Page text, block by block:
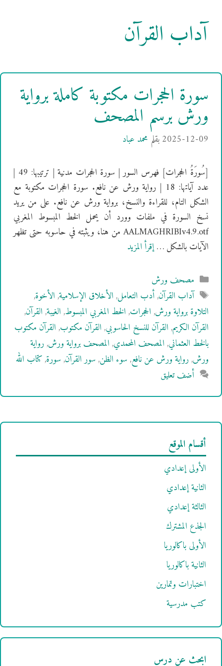
آداب القرآن
سورة الحجرات مكتوبة كاملة برواية
ورش برسم المصحف
2025-12-09بقلم محمد عباد
[سُورَةُ الحجرات] فهرس السور | سورة الحجرات مدنية | ترتيبها: 49 |
عدد آياتها: 18 | رواية ورش عن نافع. سورة الحجرات مكتوبة مع
الشكل التام، للقراءة والنسخ، برواية ورش عن نافع. على من يريد
نسخ السورة في ملفات وورد أن يحمل الخط المبسوط المغربي
AALMAGHRIBIv4.9.otf من هنا، ويثبته في حاسوبه حتى تظهر
الآيات بالشكل …إقرأ المزيد
التصنيفات
مصحف ورش
الوسوم
آداب القرآن,أدب التعامل,الأخلاق الإسلامية,الأخوة,
التلاوة برواية ورش,الحجرات,الخط المغربي المبسوط,الغيبة,القرآن,
القرآن الكريم,القرآن للنسخ الحاسوبي,القرآن مكتوب,القرآن مكتوب
بالخط العثماني,المصحف المحمدي,المصحف برواية ورش,رواية
ورش,رواية ورش عن نافع,سوء الظن,سور القرآن,سورة,كتاب الله
أضف تعليق
أقسام الموقع
الأولى إعدادي
الثانية إعدادي
الثالثة إعدادي
الجذع المشترك
الأولى باكالوريا
الثانية باكالوريا
اختبارات وتمارين
كتب مدرسية
ابحث عن درس